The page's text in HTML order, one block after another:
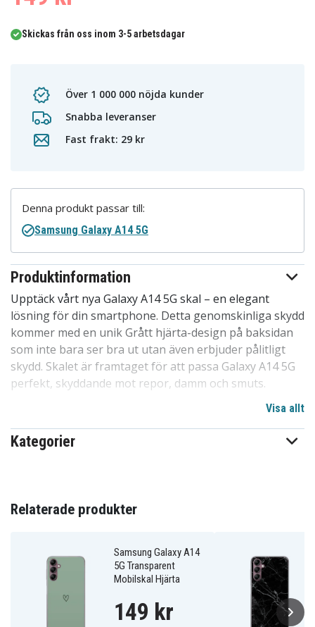
Skickas från oss inom 3-5 arbetsdagar
Över 1 000 000 nöjda kunder
Snabba leveranser
Fast frakt: 29 kr
Produktinformation
Upptäck vårt nya Galaxy A14 5G skal – en elegant
lösning för din smartphone. Detta genomskinliga skydd
kommer med en unik Grått hjärta-design på baksidan
som inte bara ser bra ut utan även erbjuder pålitligt
skydd. Skalet är framtaget för att passa Galaxy A14 5G
perfekt, skyddande mot repor, damm och smuts.
Vår design är fri från skarpa kanter och enkel att
montera eller avlägsna från din mobil, utan risk för
repor eller andra skador. Det är en av de mest populära
konkurrensen. Ett utmärkt val för att skydda telefoner
inom familjen, bland barn och vänner. Särskilt anpassat
Detaljer om produkten:
-Speciellt utformat för Galaxy A14 5G, kompatibelt med
Visa allt
Kategorier
Denna produkt passar till:
Samsung Galaxy A14 5G
Relaterade produkter
Samsung Galaxy A14
5G Transparent
Mobilskal Hjärta
149 kr